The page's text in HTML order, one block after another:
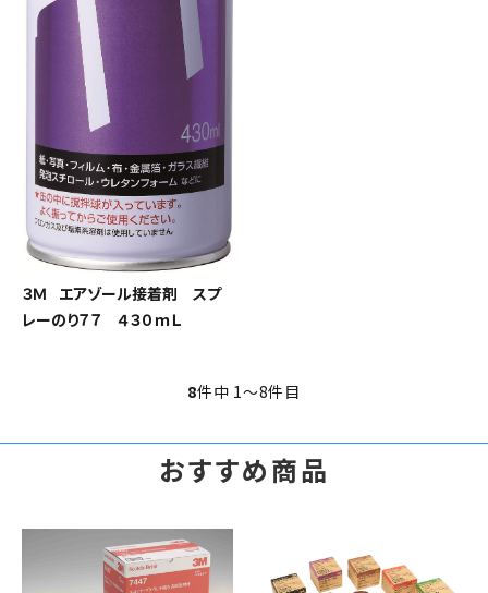
３Ｍ エアゾール接着剤 スプ
レーのり７７ ４３０ｍＬ
8件中 1〜8件目
おすすめ商品